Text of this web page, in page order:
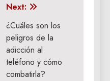
Next:
¿Cuáles son los
peligros de la
adicción al
teléfono y cómo
combatirla?